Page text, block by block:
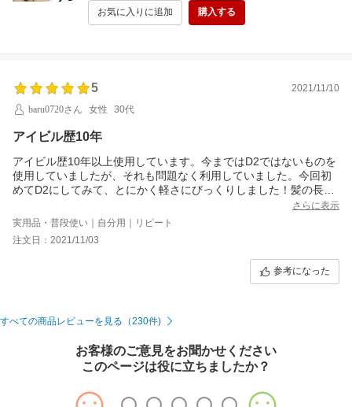
お気に入りに追加 購入する
5
2021/11/10
baru0720さん
女性 30代
アイビル歴10年
アイビル歴10年以上使用しています。今まではD2ではないものを
使用していましたが、それも問題なく利用していました。今回初
めてD2にしてみて、とにかく軽さにびっくりしました！髪の長い
わたしにとって前頭巻くのにこの軽さだと大変助かります。軽い
ものだと挟む力も弱いかと思いきや、ガッチリはさんでくれま
す！通常盤を使用している方は試す価値ありです！
さらに表示
実用品・普段使い｜自分用｜リピート
注文日：2021/11/03
参考になった
すべての商品レビューを見る（230件)
お客様のご意見をお聞かせください
このページは役に立ちましたか？